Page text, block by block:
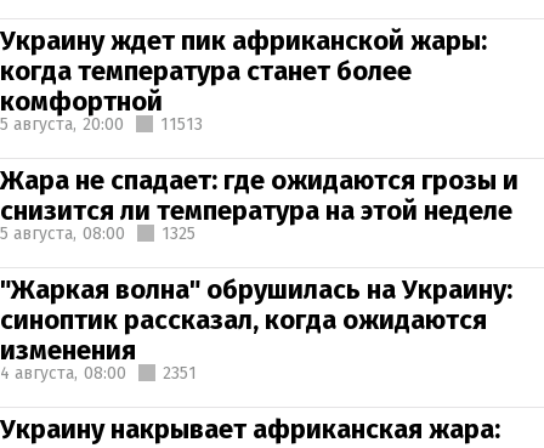
Украину ждет пик африканской жары:
когда температура станет более
комфортной
5 августа, 20:00 11513
Жара не спадает: где ожидаются грозы и
снизится ли температура на этой неделе
5 августа, 08:00 1325
"Жаркая волна" обрушилась на Украину:
синоптик рассказал, когда ожидаются
изменения
4 августа, 08:00 2351
Украину накрывает африканская жара: